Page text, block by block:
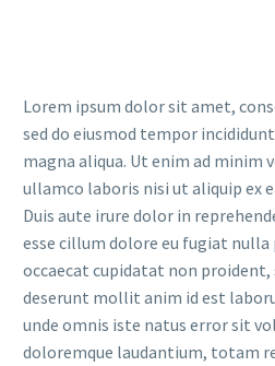
Lorem ipsum dolor sit amet,
sed do eiusmod tempor
magna aliqua. Ut enim ad minim
ullamco laboris nisi ut aliquip ex
Duis aute irure dolor in
esse cillum dolore eu fugiat
occaecat cupidatat non proident,
deserunt mollit anim id est
unde omnis iste natus error sit
doloremque laudantium, totam